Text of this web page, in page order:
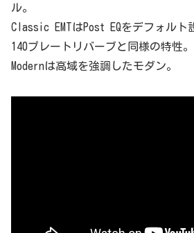
ル。
Classic EMTはPost EQをデフォルト
140プレートリバーブと同様の特性。
Modernは高域を強調したモダン。